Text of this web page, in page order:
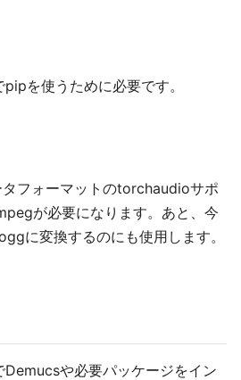
を使うために必要です。
フォーマットのtorchaudioサポ
が必要になります。あと、今
に変換するのにも使用します。
や必要パッケージをイン